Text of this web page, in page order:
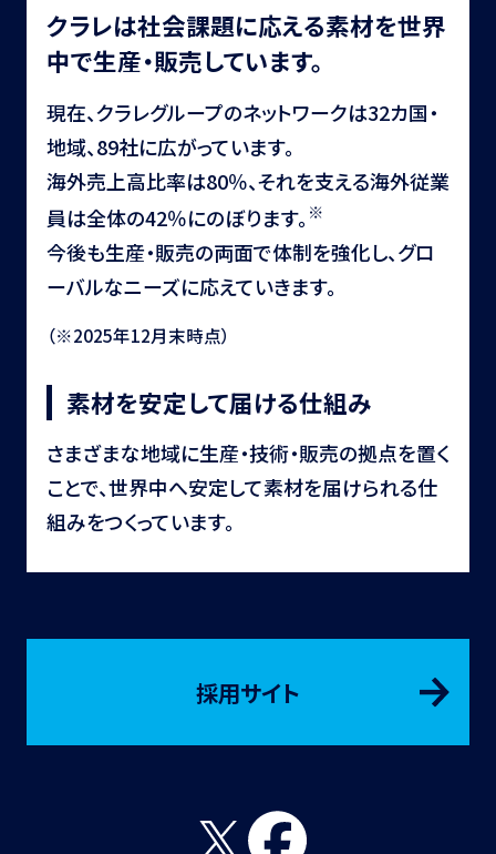
クラレは社会課題に応える素材を世界
中で生産・販売しています。
現在、クラレグループのネットワークは32カ国・
地域、89社に広がっています。
海外売上高比率は80％、それを支える海外従業
員は全体の42％にのぼります。 ※
今後も生産・販売の両面で体制を強化し、グロ
ーバルなニーズに応えていきます。
（※2025年12月末時点）
素材を安定して届ける仕組み
さまざまな地域に生産・技術・販売の拠点を置く
ことで、世界中へ安定して素材を届けられる仕
組みをつくっています。
採用サイト